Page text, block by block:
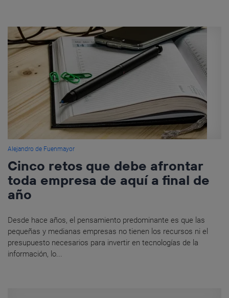
Alejandro de Fuenmayor
Cinco retos que debe afrontar
toda empresa de aquí a final de
año
Desde hace años, el pensamiento predominante es que las
pequeñas y medianas empresas no tienen los recursos ni el
presupuesto necesarios para invertir en tecnologías de la
información, lo...